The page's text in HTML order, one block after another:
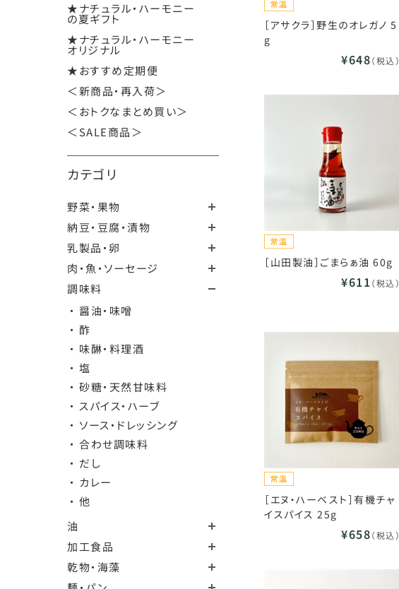
★ナチュラル・ハーモニー
の夏ギフト
★ナチュラル・ハーモニー
オリジナル
★おすすめ定期便
＜新商品・再入荷＞
＜おトクなまとめ買い＞
＜SALE商品＞
カテゴリ
野菜・果物
納豆・豆腐・漬物
乳製品・卵
肉・魚・ソーセージ
調味料
・ 醤油・味噌
・ 酢
・ 味醂・料理酒
・ 塩
・ 砂糖・天然甘味料
・ スパイス・ハーブ
・ ソース・ドレッシング
・ 合わせ調味料
・ だし
・ カレー
・ 他
油
加工食品
乾物・海藻
［アサクラ］野生のオレガノ 5
g
¥648（税込）
［山田製油］ごまらぁ油 60g
¥611（税込）
［エヌ・ハーベスト］有機チャ
イスパイス 25g
¥658（税込）